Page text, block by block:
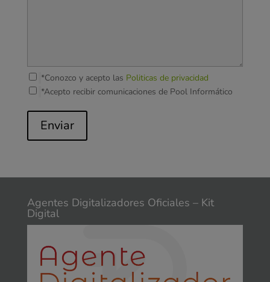
*Conozco y acepto las Politicas de privacidad
*Acepto recibir comunicaciones de Pool Informático
Enviar
Agentes Digitalizadores Oficiales – Kit
Digital